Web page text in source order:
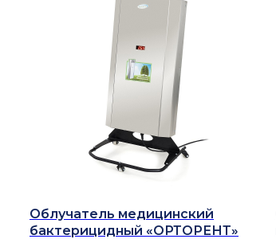
Облучатель медицинский
бактерицидный «ОРТОРЕНТ»